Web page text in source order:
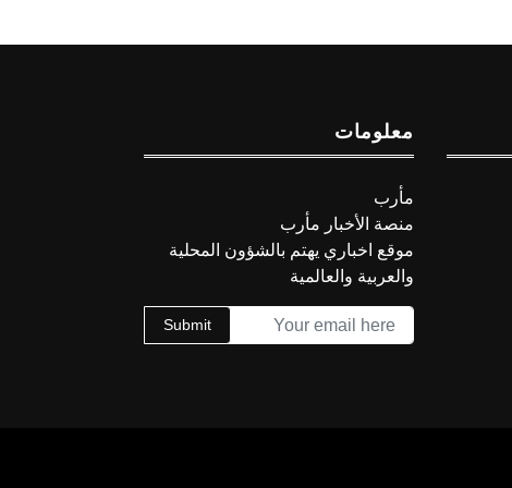
معلومات
مأرب
منصة الأخبار مأرب
موقع اخباري يهتم بالشؤون المحلية
والعربية والعالمية
Submit